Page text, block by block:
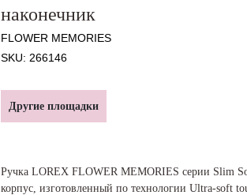
наконечник
FLOWER MEMORIES
SKU: 266146
Другие площадки
Ручка LOREX FLOWER MEMORIES серии Slim
корпус, изготовленный по технологии Ultra-soft